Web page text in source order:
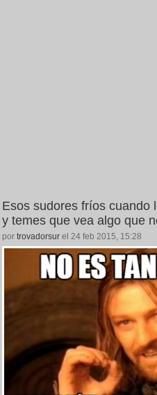
Esos sudores fríos cuando
y temes que vea algo que
por trovadorsur el 24 feb 2015, 15:28